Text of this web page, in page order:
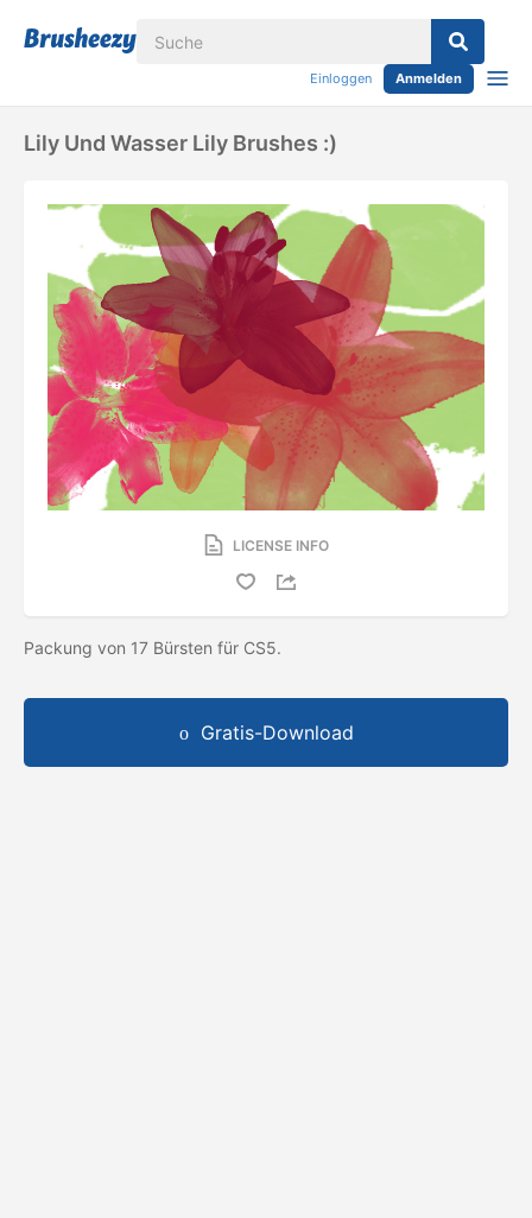
Einloggen Anmelden
Lily Und Wasser Lily Brushes :)
LICENSE INFO
Packung von 17 Bürsten für CS5.
Gratis-Download